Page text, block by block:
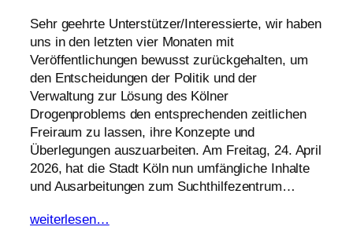
Sehr geehrte Unterstützer/Interessierte, wir haben
uns in den letzten vier Monaten mit
Veröffentlichungen bewusst zurückgehalten, um
den Entscheidungen der Politik und der
Verwaltung zur Lösung des Kölner
Drogenproblems den entsprechenden zeitlichen
Freiraum zu lassen, ihre Konzepte und
Überlegungen auszuarbeiten. Am Freitag, 24. April
2026, hat die Stadt Köln nun umfängliche Inhalte
und Ausarbeitungen zum Suchthilfezentrum…
weiterlesen…